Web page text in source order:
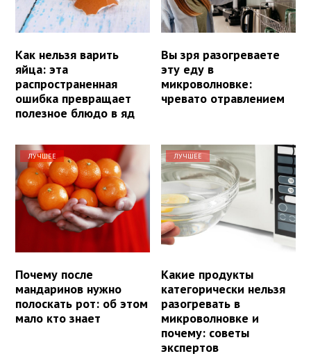
Как нельзя варить
яйца: эта
распространенная
ошибка превращает
полезное блюдо в яд
Вы зря разогреваете
эту еду в
микроволновке:
чревато отравлением
ЛУЧШЕЕ
Почему после
мандаринов нужно
полоскать рот: об этом
мало кто знает
ЛУЧШЕЕ
Какие продукты
категорически нельзя
разогревать в
микроволновке и
почему: советы
экспертов